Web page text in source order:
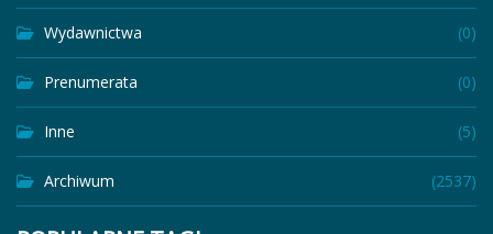
Wydawnictwa (0)
Prenumerata (0)
Inne (5)
Archiwum (2537)